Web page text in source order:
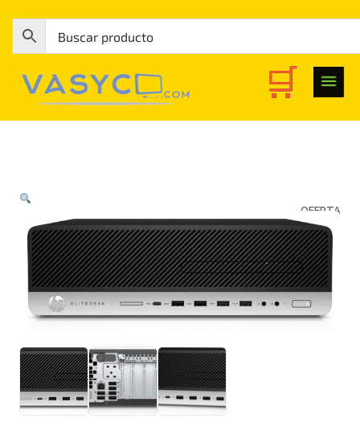
OFERTA